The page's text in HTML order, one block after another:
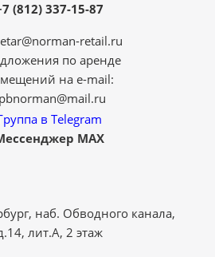
(812) 337-15-87
retail.ru
по аренде
на e-mail:
в Telegram
MAX
наб. Обводного канала,
лит.А, 2 этаж